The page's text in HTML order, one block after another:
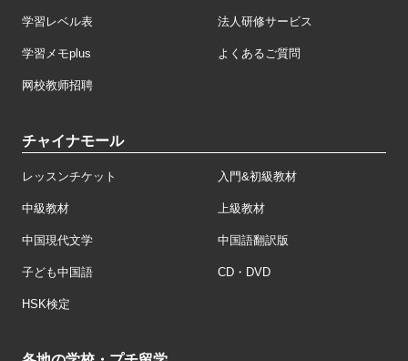
学習レベル表 法人研修サービス
学習メモplus よくあるご質問
网校教师招聘
チャイナモール
レッスンチケット 入門&初級教材
中級教材 上級教材
中国現代文学 中国語翻訳版
子ども中国語 CD・DVD
HSK検定